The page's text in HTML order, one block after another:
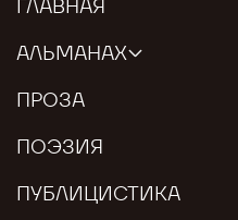
ГЛАВНАЯ
АЛЬМАНАХ
ПРОЗА
ПОЭЗИЯ
ПУБЛИЦИСТИКА